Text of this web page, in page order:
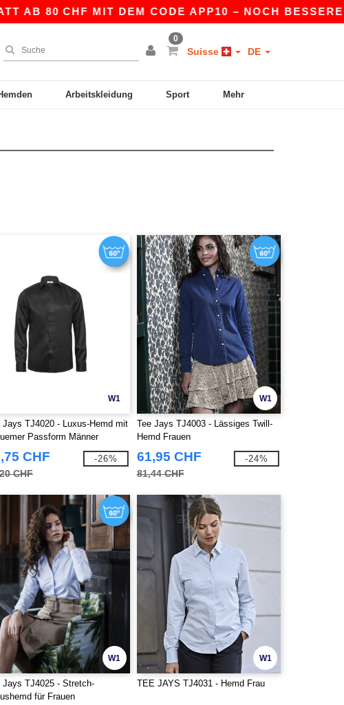
80 CHF MIT DEM CODE APP10 – NOCH BESSERE
0
Suisse DE
Arbeitskleidung Sport Mehr
W1
Jays TJ4020 - Luxus-Hemd mit
Passform Männer
CHF
CHF
-26%
W1
Tee Jays TJ4003 - Lässiges Twill-
Hemd Frauen
61,95 CHF
81,44 CHF
-24%
W1
Jays TJ4025 - Stretch-
für Frauen
W1
TEE JAYS TJ4031 - Hemd Frau